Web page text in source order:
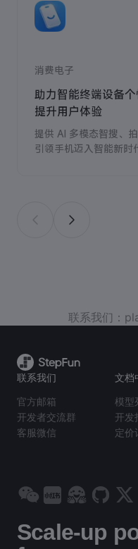
消费电子
助力智能终端设备个
提升用户体验
提供 AI 多模态智搜、
引领手机迈入智能新时
联系我们：
联系我们
官方邮箱
开发者交流群
客服微信
文档
模型
开发
定价
Scale-up